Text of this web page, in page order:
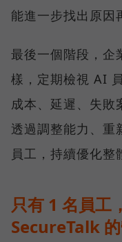
能進一步找出原因
最後一個階段，企
樣，定期檢視 AI
成本、延遲、失敗
透過調整能力、重
員工，持續優化整
只有 1 名員工
SecureTalk